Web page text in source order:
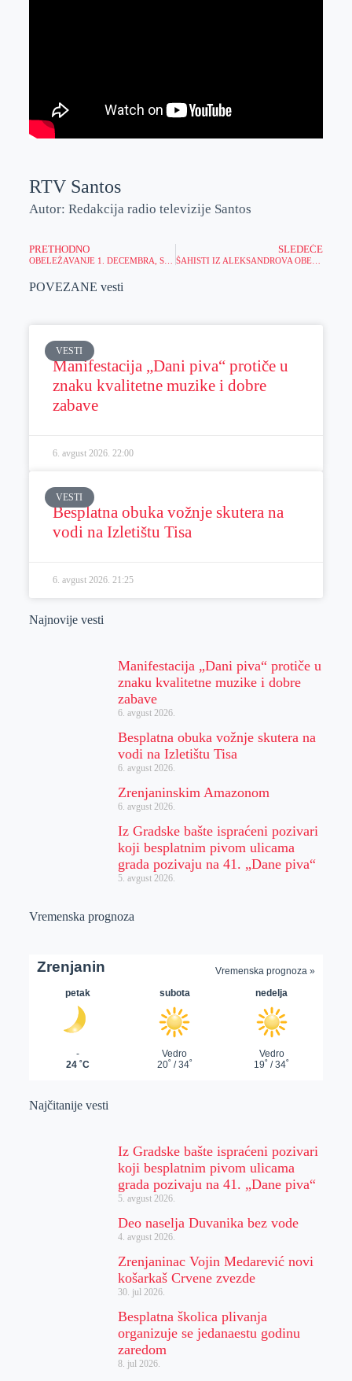
RTV Santos
Autor: Redakcija radio televizije Santos
PRETHODNO
OBELEŽAVANJE 1. DECEMBRA, SVETSKOG DANA BORBE PROTIV HIV/AIDS-A
SLEDEĆE
POVEZANE vesti
VESTI
Manifestacija „Dani piva“ protiče u
znaku kvalitetne muzike i dobre
zabave
6. avgust 2026. 22:00
VESTI
Besplatna obuka vožnje skutera na
vodi na Izletištu Tisa
6. avgust 2026. 21:25
Najnovije vesti
Manifestacija „Dani piva“ protiče u
znaku kvalitetne muzike i dobre
zabave
6. avgust 2026.
Besplatna obuka vožnje skutera na
vodi na Izletištu Tisa
6. avgust 2026.
Zrenjaninskim Amazonom
6. avgust 2026.
Iz Gradske bašte ispraćeni pozivari
koji besplatnim pivom ulicama
grada pozivaju na 41. „Dane piva“
5. avgust 2026.
Vremenska prognoza
Najčitanije vesti
Iz Gradske bašte ispraćeni pozivari
koji besplatnim pivom ulicama
grada pozivaju na 41. „Dane piva“
5. avgust 2026.
Deo naselja Duvanika bez vode
4. avgust 2026.
Zrenjaninac Vojin Medarević novi
košarkaš Crvene zvezde
30. jul 2026.
Besplatna školica plivanja
organizuje se jedanaestu godinu
zaredom
8. jul 2026.